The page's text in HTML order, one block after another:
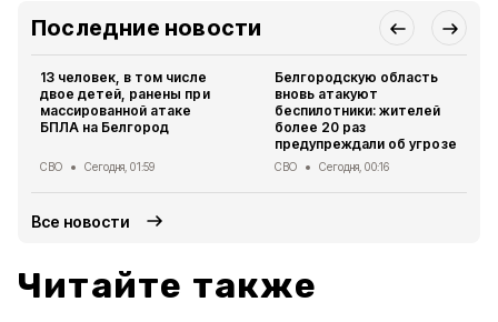
Последние новости
13 человек, в том числе
двое детей, ранены при
массированной атаке
БПЛА на Белгород
СВО Сегодня, 01:59
Белгородскую область
вновь атакуют
беспилотники: жителей
более 20 раз
предупреждали об угрозе
СВО Сегодня, 00:16
Все новости
Читайте также